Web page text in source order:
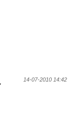
14-07-2010 14:42